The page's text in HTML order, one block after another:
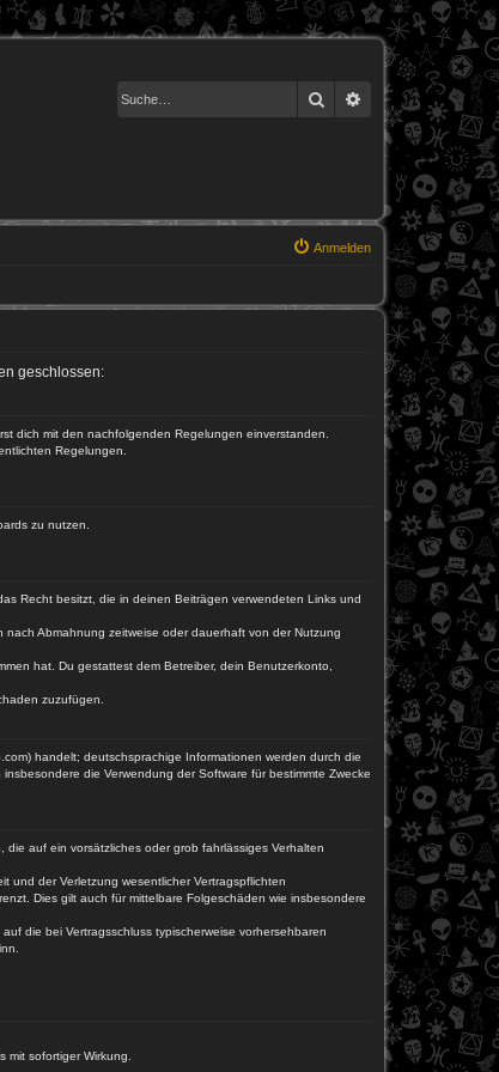
Suche Erweiterte Suche
Anmelden
geschlossen:
dich mit den nachfolgenden Regelungen einverstanden.
Regelungen.
zu nutzen.
Recht besitzt, die in deinen Beiträgen verwendeten Links und
Abmahnung zeitweise oder dauerhaft von der Nutzung
hat. Du gestattest dem Betreiber, dein Benutzerkonto,
zuzufügen.
handelt; deutschsprachige Informationen werden durch die
die Verwendung der Software für bestimmte Zwecke
auf ein vorsätzliches oder grob fahrlässiges Verhalten
und der Verletzung wesentlicher Vertragspflichten
Dies gilt auch für mittelbare Folgeschäden wie insbesondere
die bei Vertragsschluss typischerweise vorhersehbaren
sofortiger Wirkung.